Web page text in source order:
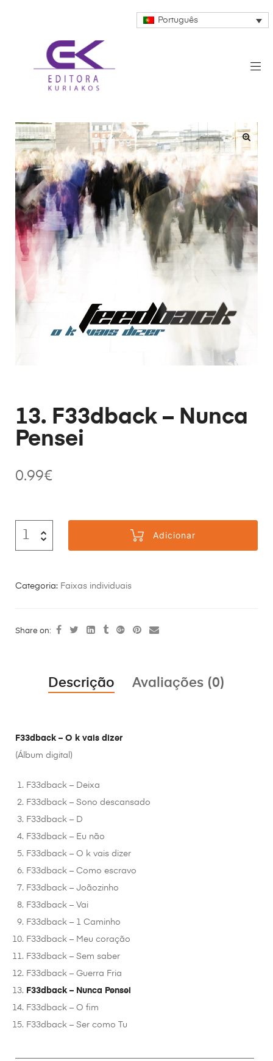
Português
13. F33dback – Nunca
Pensei
0.99€
Adicionar
Categoria: Faixas individuais
Share on:
Descrição Avaliações (0)
F33dback – O k vais dizer
(Álbum digital)
F33dback – Deixa
F33dback – Sono descansado
F33dback – D
F33dback – Eu não
F33dback – O k vais dizer
F33dback – Como escravo
F33dback – Joãozinho
F33dback – Vai
F33dback – 1 Caminho
F33dback – Meu coração
F33dback – Sem saber
F33dback – Guerra Fria
F33dback – Nunca Pensei
F33dback – O fim
F33dback – Ser como Tu